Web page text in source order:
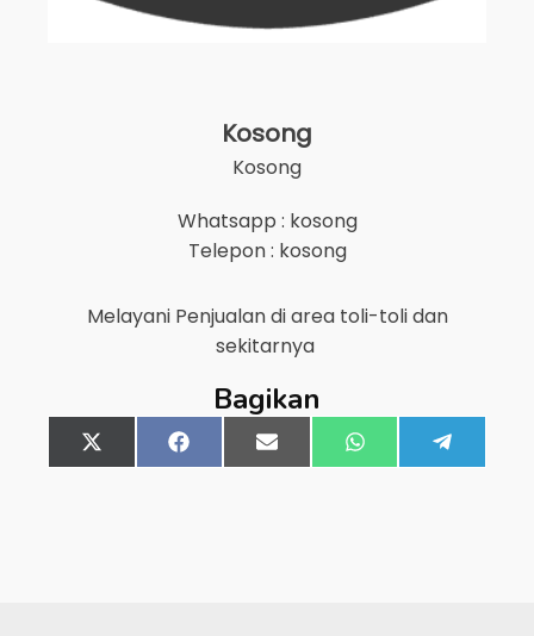
Kosong
Kosong
Whatsapp : kosong
Telepon : kosong
Melayani Penjualan di area toli-tolidan
sekitarnya
Bagikan
Share
on
X
(Twitter)
Share
on
FacebookShare
on
Email Share
on
WhatsApp
on